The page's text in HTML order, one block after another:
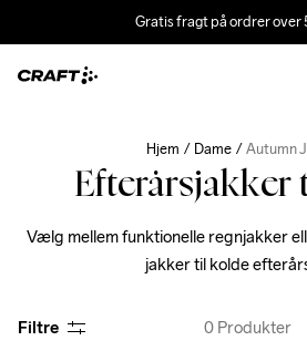
Gratis fragt på ordrer over
Hjem Dame Autumn
Efterårsjakker
Vælg mellem funktionelle regnjakker
jakker til kolde
Filtre 0 Produkter